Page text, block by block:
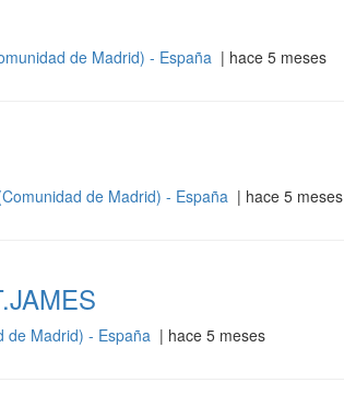
de Madrid) - España | hace 5 meses
de Madrid) - España | hace 5 meses
de Madrid) - España | hace 5 meses